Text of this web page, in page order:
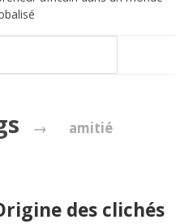
→ amitié
des clichés